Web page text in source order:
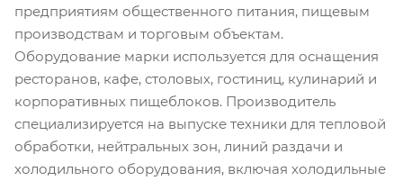
предприятиям общественного питания, пищевым
производствам и торговым объектам.
Оборудование марки используется для оснащения
ресторанов, кафе, столовых, гостиниц, кулинарий и
корпоративных пищеблоков. Производитель
специализируется на выпуске техники для тепловой
обработки, нейтральных зон, линий раздачи и
холодильного оборудования, включая холодильные